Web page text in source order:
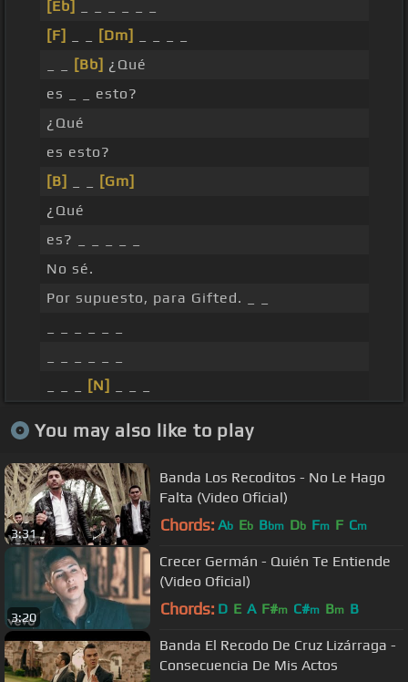
[Eb]
[F]
[Dm]
[Bb] ¿Qué
es _ _ esto?
¿Qué
es esto?
[B]
[Gm]
¿Qué
es? _ _ _ _ _
No sé.
Por supuesto, para Gifted. _ _
[N]
You may also like to play
3:31
Banda Los Recoditos - No Le Hago
Falta (Video Oficial)
Chords: Ab Eb Bbm Db Fm F Cm
3:20
Crecer Germán - Quién Te Entiende
(Video Oficial)
Chords: D E A F#m C#m Bm B
Banda El Recodo De Cruz Lizárraga -
Consecuencia De Mis Actos